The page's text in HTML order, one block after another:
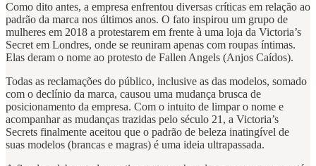
Como dito antes, a empresa enfrentou diversas críticas em relação ao
padrão da marca nos últimos anos. O fato inspirou um grupo de
mulheres em 2018 a protestarem em frente à uma loja da Victoria’s
Secret em Londres, onde se reuniram apenas com roupas íntimas.
Elas deram o nome ao protesto de Fallen Angels (Anjos Caídos).
Todas as reclamações do público, inclusive as das modelos, somado
com o declínio da marca, causou uma mudança brusca de
posicionamento da empresa. Com o intuito de limpar o nome e
acompanhar as mudanças trazidas pelo século 21, a Victoria’s
Secrets finalmente aceitou que o padrão de beleza inatingível de
suas modelos (brancas e magras) é uma ideia ultrapassada.